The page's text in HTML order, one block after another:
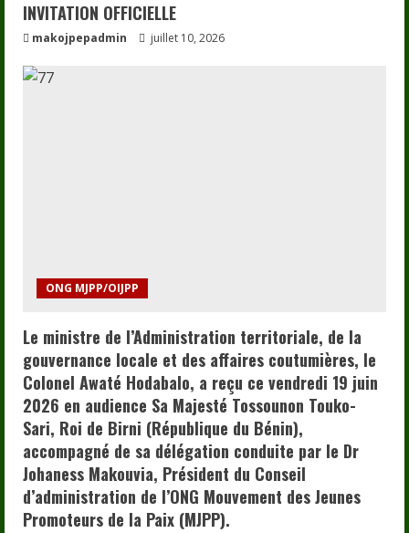
INVITATION OFFICIELLE
makojpepadmin juillet 10, 2026
ONG MJPP/OIJPP
Le ministre de l’Administration territoriale, de la
gouvernance locale et des affaires coutumières, le
Colonel Awaté Hodabalo, a reçu ce vendredi 19 juin
2026 en audience Sa Majesté Tossounon Touko-
Sari, Roi de Birni (République du Bénin),
accompagné de sa délégation conduite par le Dr
Johaness Makouvia, Président du Conseil
d’administration de l’ONG Mouvement des Jeunes
Promoteurs de la Paix (MJPP).